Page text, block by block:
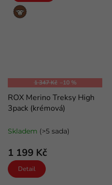
Merino
vlna
1 347 Kč –10 %
ROX Merino Treksy High
3pack (krémová)
ponožky
Skladem (>5 sada)
1 199 Kč
Detail